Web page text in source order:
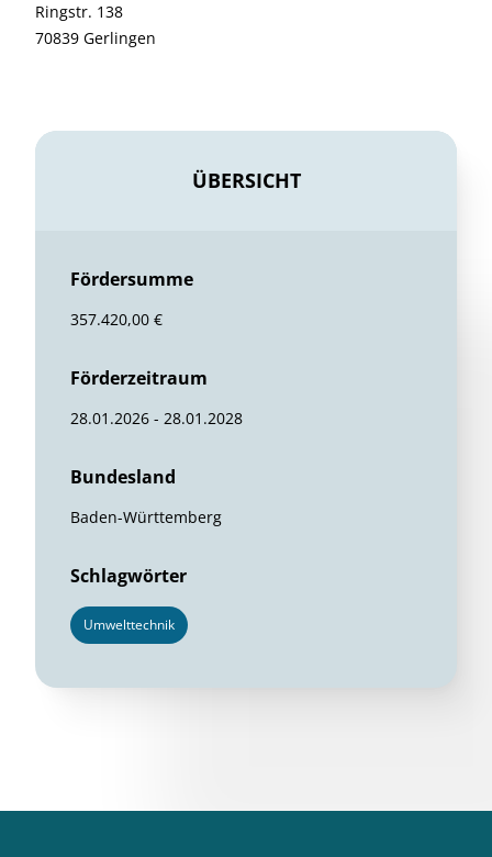
Ringstr. 138
70839 Gerlingen
ÜBERSICHT
Fördersumme
357.420,00 €
Förderzeitraum
28.01.2026 - 28.01.2028
Bundesland
Baden-Württemberg
Schlagwörter
Umwelttechnik